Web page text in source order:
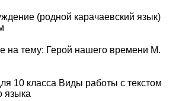
(родной карачаевский язык)
на тему: Герой нашего времени М.
10 класса Виды работы с текстом
языка